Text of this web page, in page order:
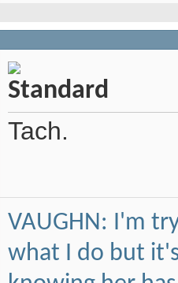
Tach.
VAUGHN: I'm
what I do but